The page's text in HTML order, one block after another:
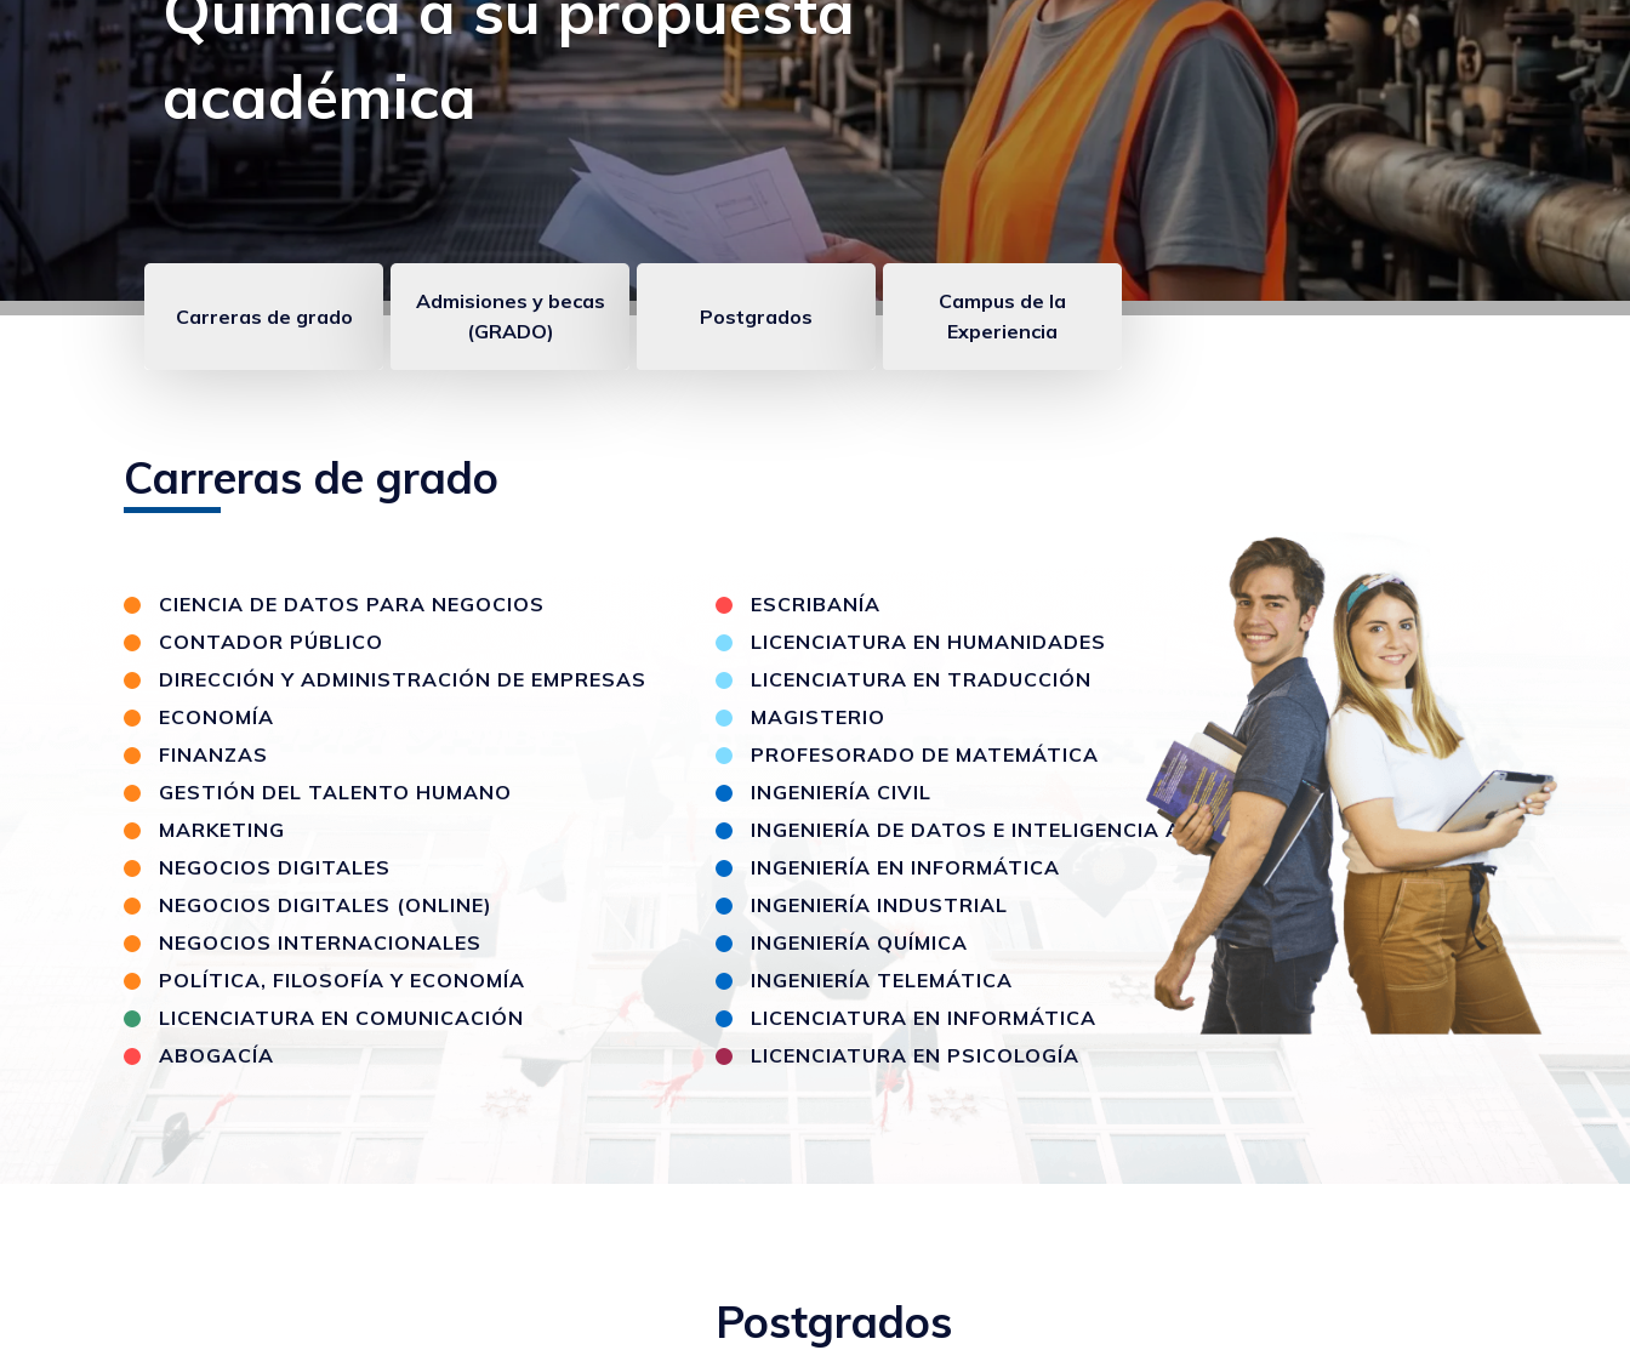
seguir aprendiendo
Carreras de grado
Admisiones y becas
(GRADO)
Postgrados
Campus de la
Experiencia
Carreras de grado
CIENCIA DE DATOS PARA NEGOCIOS
CONTADOR PÚBLICO
DIRECCIÓN Y ADMINISTRACIÓN DE EMPRESAS
ECONOMÍA
FINANZAS
GESTIÓN DEL TALENTO HUMANO
MARKETING
NEGOCIOS DIGITALES
NEGOCIOS DIGITALES (ONLINE)
NEGOCIOS INTERNACIONALES
POLÍTICA, FILOSOFÍA Y ECONOMÍA
LICENCIATURA EN COMUNICACIÓN
ABOGACÍA
ESCRIBANÍA
LICENCIATURA EN HUMANIDADES
LICENCIATURA EN TRADUCCIÓN
MAGISTERIO
PROFESORADO DE MATEMÁTICA
INGENIERÍA CIVIL
INGENIERÍA DE DATOS E INTELIGENCIA ARTIFICIAL
INGENIERÍA EN INFORMÁTICA
INGENIERÍA INDUSTRIAL
INGENIERÍA QUÍMICA
INGENIERÍA TELEMÁTICA
LICENCIATURA EN INFORMÁTICA
LICENCIATURA EN PSICOLOGÍA
Postgrados